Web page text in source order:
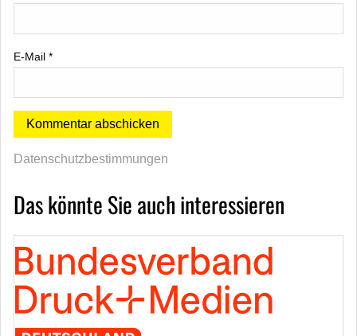
E-Mail *
Datenschutzbestimmungen
Das könnte Sie auch interessieren